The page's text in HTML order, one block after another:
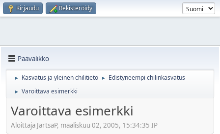
Kirjaudu Rekisteröidy
Päävalikko
► Kasvatus ja yleinen chilitieto ► Edistyneempi chilinkasvatus
► Varoittava esimerkki
Varoittava esimerkki
Aloittaja JartsaP, maaliskuu 02, 2005, 15:34:35 IP